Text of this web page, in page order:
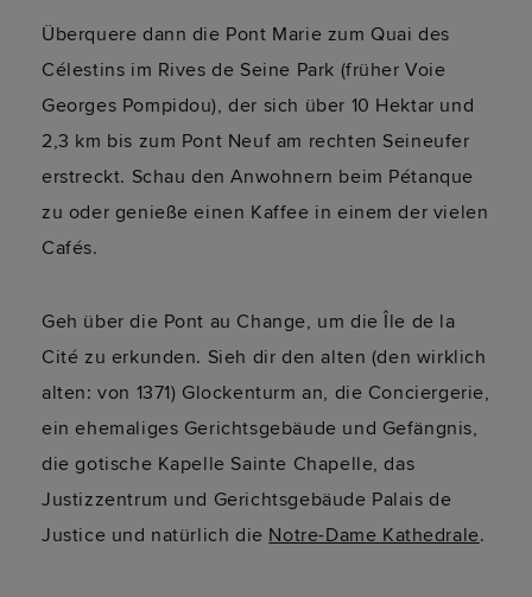
Überquere dann die Pont Marie zum Quai des
Célestins im Rives de Seine Park (früher Voie
Georges Pompidou), der sich über 10 Hektar und
2,3 km bis zum Pont Neuf am rechten Seineufer
erstreckt. Schau den Anwohnern beim Pétanque
zu oder genieße einen Kaffee in einem der vielen
Cafés.
Geh über die Pont au Change, um die Île de la
Cité zu erkunden. Sieh dir den alten (den wirklich
alten: von 1371) Glockenturm an, die Conciergerie,
ein ehemaliges Gerichtsgebäude und Gefängnis,
die gotische Kapelle Sainte Chapelle, das
Justizzentrum und Gerichtsgebäude Palais de
Justice und natürlich die Notre-Dame Kathedrale.